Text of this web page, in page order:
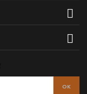

